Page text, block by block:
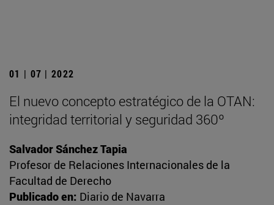
01 | 07 | 2022
El nuevo concepto estratégico de la OTAN:
integridad territorial y seguridad 360º
Salvador Sánchez Tapia
Profesor de Relaciones Internacionales de la
Facultad de Derecho
Publicado en: Diario de Navarra